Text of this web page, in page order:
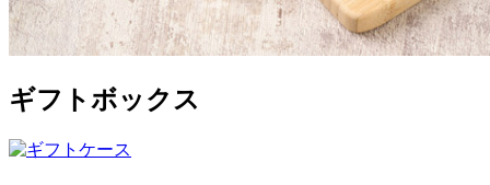
ギフトボックス